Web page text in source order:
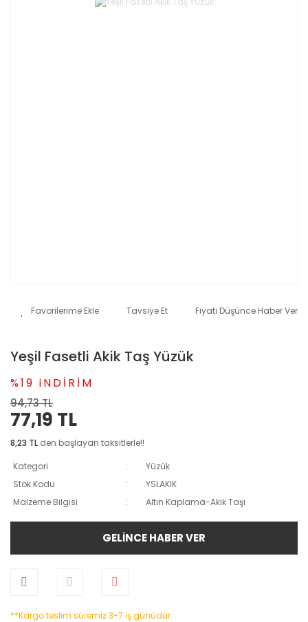
Tavsiye Et Fiyatı Düşünce Haber Ver
Yeşil Fasetli Akik Taş Yüzük
%19 iNDİRİM
94,73 TL
77,19 TL
8,23 TL den başlayan taksitlerle!!
Kategori
Yüzük
Stok Kodu
YSLAKIK
Malzeme Bilgisi
Altın Kaplama-Akik Taşı
GELİNCE HABER VER
**Kargo teslim süremiz 3-7 iş günüdür.